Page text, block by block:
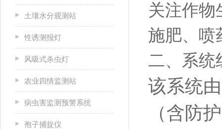
土壤水分观测站
性诱测报灯
风吸式杀虫灯
农业四情监测站
病虫害监测预警系统
孢子捕捉仪
关注作物
施肥、喷
二、系统
该系统
（含防